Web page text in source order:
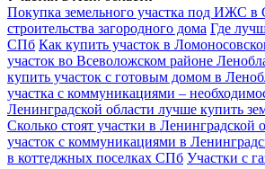
Покупка земельного участка под ИЖС в
строительства загородного дома Где
СПб Как купить участок в
участок во Всеволожском районе
купить участок с готовым домом в
участка с коммуникациями –
Ленинградской области лучше купить
Сколько стоят участки в Ленинградской
участок с коммуникациями в
в коттеджных поселках СПб Участки с